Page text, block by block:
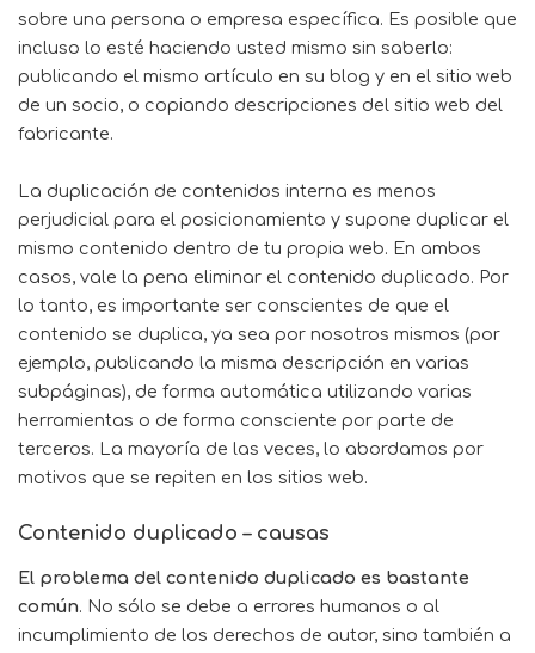
sobre una persona o empresa específica. Es posible que
incluso lo esté haciendo usted mismo sin saberlo:
publicando el mismo artículo en su blog y en el sitio web
de un socio, o copiando descripciones del sitio web del
fabricante.
La duplicación de contenidos interna es menos
perjudicial para el posicionamiento y supone duplicar el
mismo contenido dentro de tu propia web. En ambos
casos, vale la pena eliminar el contenido duplicado. Por
lo tanto, es importante ser conscientes de que el
contenido se duplica, ya sea por nosotros mismos (por
ejemplo, publicando la misma descripción en varias
subpáginas), de forma automática utilizando varias
herramientas o de forma consciente por parte de
terceros. La mayoría de las veces, lo abordamos por
motivos que se repiten en los sitios web.
Contenido duplicado – causas
El problema del contenido duplicado es bastante
común. No sólo se debe a errores humanos o al
incumplimiento de los derechos de autor, sino también a